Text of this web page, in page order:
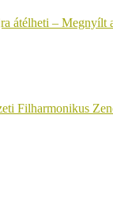
átélheti –
Filharmonikus